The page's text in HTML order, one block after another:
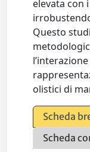
elevata con
Questo
olistici di
Scheda
Scheda